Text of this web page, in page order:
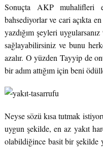
Sonuçta AKP muhalifleri
bahsediyorlar ve cari açıkta
yazdığım şeyleri
sağlayabilirsiniz ve bunu
azalır. O yüzden Tayyip de
bir adım attığım için beni
Neyse sözü kısa tutmak
uygun şekilde, en az yakıt
olabildiğince basit bir şekilde